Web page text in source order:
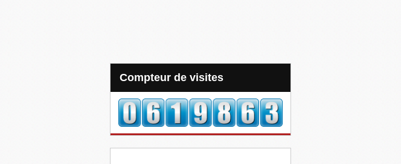
Compteur de visites